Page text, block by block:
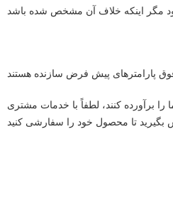
را برآورده کنند، لطفاً با خدمات مشتری
بگیرید تا محصول خود را سفارشی کنید